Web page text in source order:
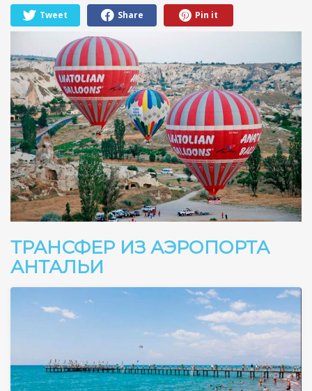
Tweet Share Pin it
ТРАНСФЕР ИЗ АЭРОПОРТА
АНТАЛЬИ